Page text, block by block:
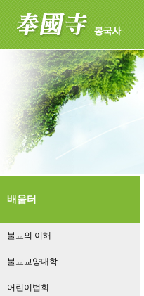
배움터
불교의 이해
불교교양대학
어린이법회